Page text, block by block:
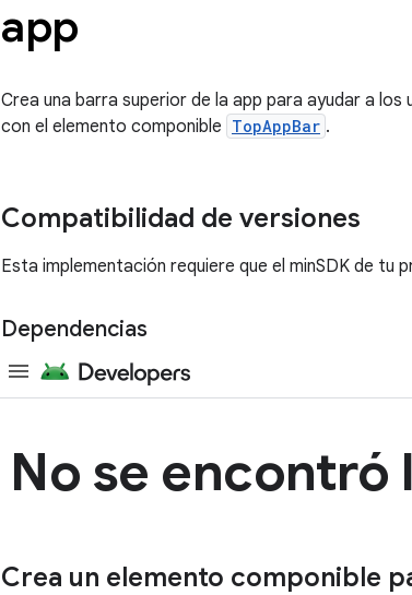
app
Crea una barra superior de la app para ayudar a
con el elemento componible TopAppBar .
Compatibilidad de versiones
Esta implementación requiere que el minSDK de tu
Dependencias
Crea un elemento componible